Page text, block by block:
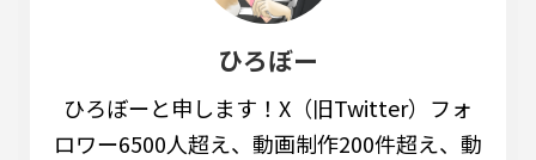
ひろぼー
ひろぼーと申します！X（旧Twitter）フォ
ロワー6500人超え、動画制作200件超え、動